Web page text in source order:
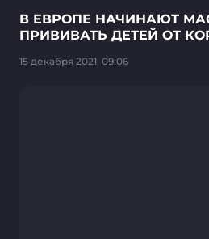
В ЕВРОПЕ НАЧИНАЮТ
ПРИВИВАТЬ ДЕТЕЙ ОТ
15 декабря 2021, 09:06